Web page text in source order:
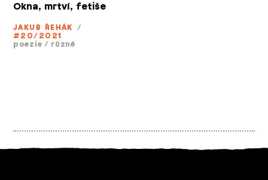
Okna, mrtví, fetiše
JAKUB ŘEHÁK /
#20/2021
poezie / různé